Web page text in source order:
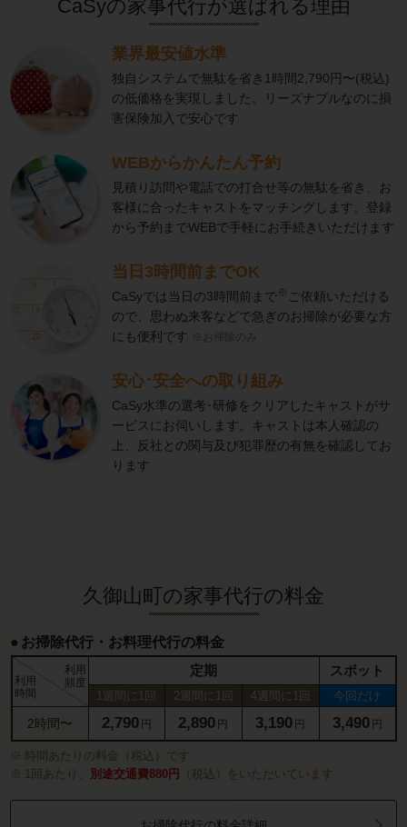
CaSyの家事代行が選ばれる理由
業界最安値水準
独自システムで無駄を省き1時間2,790円〜(税込)
の低価格を実現しました。リーズナブルなのに損
害保険加入で安心です
WEBからかんたん予約
見積り訪問や電話での打合せ等の無駄を省き、お
客様に合ったキャストをマッチングします。登録
から予約までWEBで手軽にお手続きいただけます
当日3時間前までOK
CaSyでは当日の3時間前まで※ ご依頼いただける
ので、思わぬ来客などで急ぎのお掃除が必要な方
にも便利です ※お掃除のみ
安心･安全への取り組み
CaSy水準の選考･研修をクリアしたキャストがサ
ービスにお伺いします。キャストは本人確認の
上、反社との関与及び犯罪歴の有無を確認してお
ります
久御山町の家事代行の料金
お掃除代行・お料理代行の料金
利用
時間
利用
頻度
定期 スポット
1週間に1回 2週間に1回 4週間に1回 今回だけ
2時間〜 2,790 円 2,890 円 3,190 円 3,490 円
時間あたりの料金（税込）です
1回あたり、
別途交通費880円 （税込）をいただいています